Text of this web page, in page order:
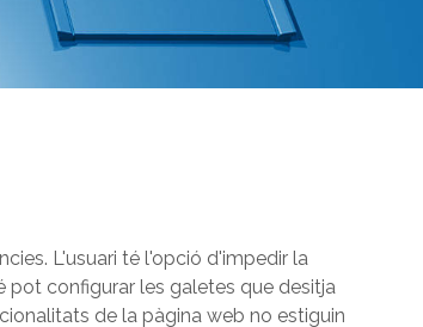
L'usuari té l'opció d'impedir la
pot configurar les galetes que desitja
de la pàgina web no estiguin